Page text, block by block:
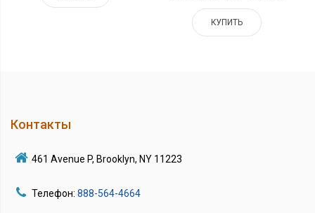
КУПИТЬ
Контакты
461 Avenue P, Brooklyn, NY 11223
Телефон: 888-564-4664